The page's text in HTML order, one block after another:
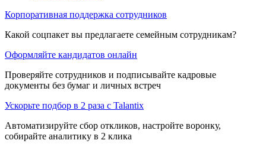
Корпоративная поддержка сотрудников
Какой соцпакет вы предлагаете семейным сотрудникам?
Оформляйте кандидатов онлайн
Проверяйте сотрудников и подписывайте кадровые
документы без бумаг и личных встреч
Ускорьте подбор в 2 раза с Talantix
Автоматизируйте сбор откликов, настройте воронку,
собирайте аналитику в 2 клика